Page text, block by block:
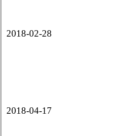
2018-02-28
2018-04-17